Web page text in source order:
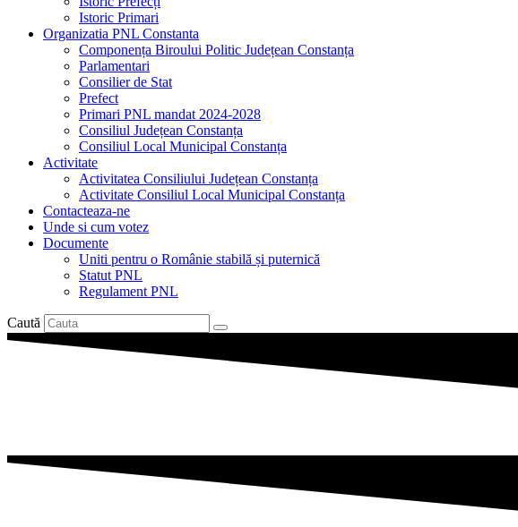
Istoric Primari
Organizatia PNL Constanta
Componența Biroului Politic Județean Constanța
Parlamentari
Consilier de Stat
Prefect
Primari PNL mandat 2024-2028
Consiliul Județean Constanța
Consiliul Local Municipal Constanța
Activitate
Activitatea Consiliului Județean Constanța
Activitate Consiliul Local Municipal Constanța
Contacteaza-ne
Unde si cum votez
Documente
Uniti pentru o Românie stabilă și puternică
Statut PNL
Regulament PNL
Caută